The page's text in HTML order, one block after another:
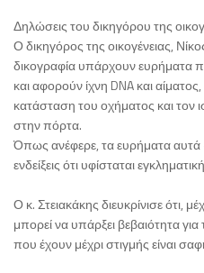
Δηλώσεις του δικηγόρου της
Ο δικηγόρος της οικογένειας,
δικογραφία υπάρχουν ευρήματα
και αφορούν ίχνη DNA και
κατάσταση του οχήματος και τον
στην πόρτα.
Όπως ανέφερε, τα ευρήματα
ενδείξεις ότι υφίσταται
Ο κ. Στειακάκης διευκρίνισε ότι,
μπορεί να υπάρξει βεβαιότητα
που έχουν μέχρι στιγμής είναι